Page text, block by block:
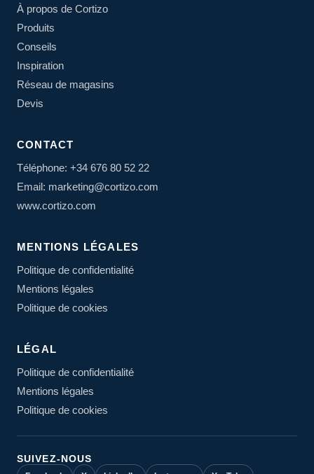
À propos de Cortizo
Produits
Conseils
Inspiration
Réseau de magasins
Devis
CONTACT
Téléphone: +34 676 80 52 22
Email: marketing@cortizo.com
www.cortizo.com
MENTIONS LÉGALES
Politique de confidentialité
Mentions légales
Politique de cookies
LÉGAL
Politique de confidentialité
Mentions légales
Politique de cookies
SUIVEZ-NOUS